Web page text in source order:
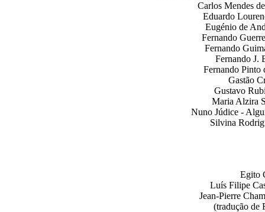
Carlos Mendes
Eduardo
Eugénio de
Fernando
Fernando
Fernando J.
Fernando Pinto
Gastão
Gustavo
Maria Alzira
Nuno Júdice -
Silvina
Egito
Luís Filipe
Jean-Pierre
(tradução de